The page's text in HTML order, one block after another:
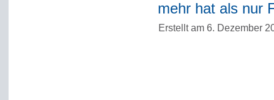
mehr hat als nur
Erstellt am 6. Dezember